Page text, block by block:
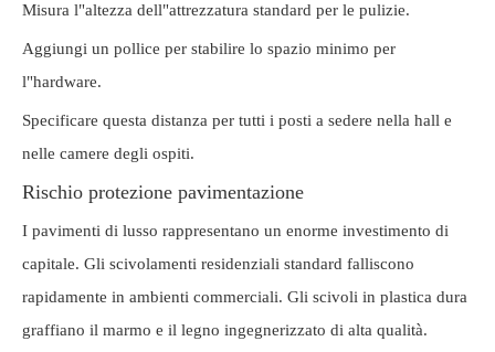
Misura l"altezza dell"attrezzatura standard per le pulizie.
Aggiungi un pollice per stabilire lo spazio minimo per
l"hardware.
Specificare questa distanza per tutti i posti a sedere nella hall e
nelle camere degli ospiti.
Rischio protezione pavimentazione
I pavimenti di lusso rappresentano un enorme investimento di
capitale. Gli scivolamenti residenziali standard falliscono
rapidamente in ambienti commerciali. Gli scivoli in plastica dura
graffiano il marmo e il legno ingegnerizzato di alta qualità.